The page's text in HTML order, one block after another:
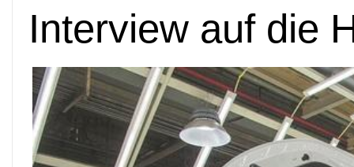
Interview auf die